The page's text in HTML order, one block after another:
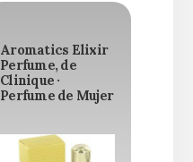
Aromatics Elixir
Perfume, de
Clinique ·
Perfume de Mujer